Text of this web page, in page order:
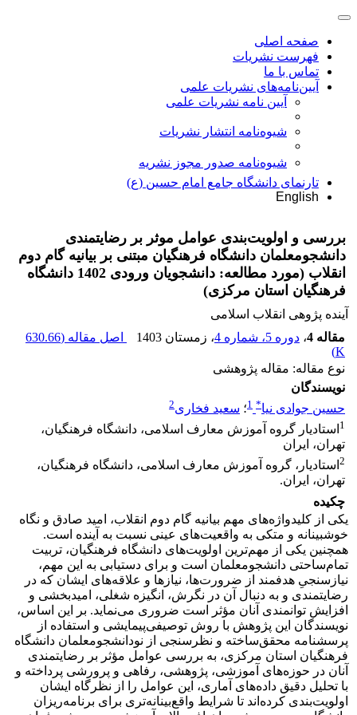
صفحه اصلی
فهرست نشریات
تماس با ما
آیین‌نامه‌های نشریات علمی
آیین نامه نشریات علمی
شیوه‌نامه انتشار نشریات
شیوهنامه صدور مجوز نشریه
تارنمای دانشگاه جامع امام حسین (ع)
English
بررسی و اولویت‌بندی عوامل موثر بر رضایتمندی
دانشجومعلمان دانشگاه فرهنگیان مبتنی بر بیانیه گام دوم
انقلاب (مورد مطالعه: دانشجویان ورودی 1402 دانشگاه
فرهنگیان استان مرکزی)
آینده پژوهی انقلاب اسلامی
مقاله 4
، دوره 5، شماره 4 ، زمستان 1403 اصل مقاله (630.66
K
)
نوع مقاله: مقاله پژوهشی
نویسندگان
حسین جوادی نیا*
1؛ سعید فخاری2
1 استادیار گروه آموزش معارف اسلامی، دانشگاه فرهنگیان،
تهران، ایران
2 استادیار، گروه آموزش معارف اسلامی، دانشگاه فرهنگیان،
تهران، ایران.
چکیده
یکی از کلیدواژه‌های مهم بیانیه گام دوم انقلاب، امید صادق و نگاه
خوشبینانه و متکی به واقعیت‌های عینی نسبت به آینده است.
همچنین یکی از مهم‌ترین اولویت‌های دانشگاه فرهنگیان، تربیت
تمام‌ساحتی دانشجومعلمان است و برای دستیابی به این مهم،
نیازسنجیِ هدفمند از ضرورت‌ها، نیازها و علاقه‌های ایشان که در
رضایتمندی و به دنبال آن در نگرش، انگیزه شغلی، امیدبخشی و
افزایش توانمندی آنان مؤثر است ضروری می‌نماید. بر این اساس،
نویسندگان این پژوهش با روش توصیفی‌پیمایشی و استفاده از
پرسشنامه محقق‌ساخته و نظرسنجی از نودانشجومعلمان دانشگاه
فرهنگیان استان مرکزی، به بررسی عوامل مؤثر بر رضایتمندی
آنان در حوزه‌های آموزشی، پژوهشی، رفاهی و پرورشی پرداخته و
با تحلیل دقیق داده‌های آماری، این عوامل را از نظرگاه ایشان
اولویت‌بندی کرده‌اند تا شرایط واقع‌بینانه‌تری برای برنامه‌ریزان